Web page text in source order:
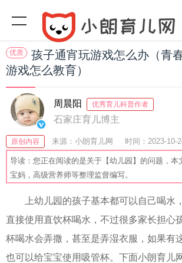
优质
孩子通宵玩游戏怎么办（青
游戏怎么教育）
周晨阳 优秀育儿科普作者
石家庄育儿博主
原创内容 来源：小朗育儿网 时间：2023-10-
收藏：40 分享：43 爆
导读：您正在阅读的是关于【幼儿园】的问题，本
宝妈，高级营养师等整理监督编写。
上幼儿园的孩子基本都可以自己喝水
直接使用直饮杯喝水，不过很多家长担心
杯喝水会弄撒，甚至是弄湿衣服，如果有
也可以给宝宝使用吸管杯。下面小朗育儿